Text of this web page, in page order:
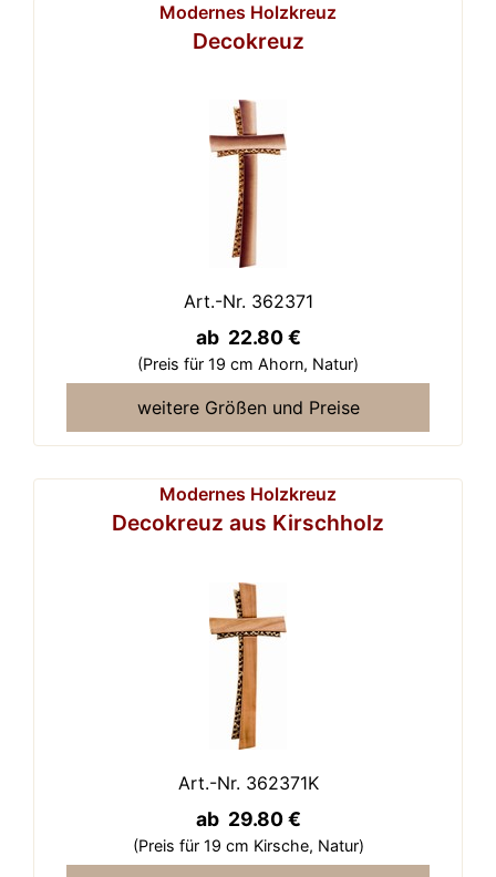
Modernes Holzkreuz
Decokreuz
Art.-Nr. 362371
ab 22.80 €
(Preis für 19 cm Ahorn, Natur)
weitere Größen und Preise
Modernes Holzkreuz
Decokreuz aus Kirschholz
Art.-Nr. 362371K
ab 29.80 €
(Preis für 19 cm Kirsche, Natur)